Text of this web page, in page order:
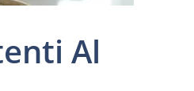
Al